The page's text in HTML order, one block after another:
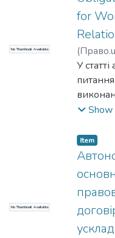
No Thumbnail Available
for
(
У
науки, в
Show
No Thumbnail Available
Item